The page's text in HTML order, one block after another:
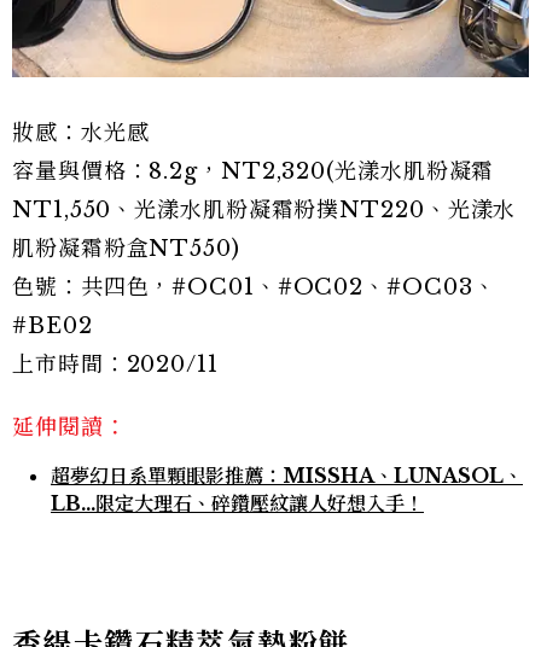
妝感：水光感
容量與價格：8.2g，NT2,320(光漾水肌粉凝霜
NT1,550、光漾水肌粉凝霜粉撲NT220、光漾水
肌粉凝霜粉盒NT550)
色號：共四色，#OC01、#OC02、#OC03、
#BE02
上市時間：2020/11
延伸閱讀：
超夢幻日系單顆眼影推薦：MISSHA、LUNASOL、
LB…限定大理石、碎鑽壓紋讓人好想入手！